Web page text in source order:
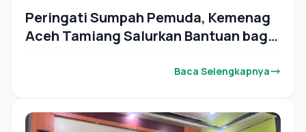
Peringati Sumpah Pemuda, Kemenag
Aceh Tamiang Salurkan Bantuan bagi
Baca Selengkapnya